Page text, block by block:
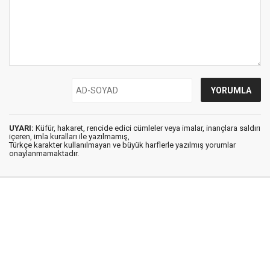
UYARI: Küfür, hakaret, rencide edici cümleler veya imalar, inançlara saldırı
içeren, imla kuralları ile yazılmamış,
Türkçe karakter kullanılmayan ve büyük harflerle yazılmış yorumlar
onaylanmamaktadır.